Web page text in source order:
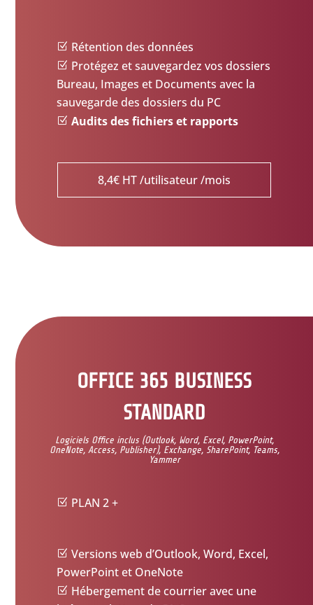
Rétention des données
Protégez et sauvegardez vos dossiers
Bureau, Images et Documents avec la
sauvegarde des dossiers du PC
Audits des fichiers et rapports
8,4€ HT /utilisateur /mois
OFFICE 365 BUSINESS
STANDARD
Logiciels Office inclus (Outlook, Word, Excel, PowerPoint,
OneNote, Access, Publisher), Exchange, SharePoint, Teams,
Yammer
PLAN 2 +
Versions web d’Outlook, Word, Excel,
PowerPoint et OneNote
Hébergement de courrier avec une